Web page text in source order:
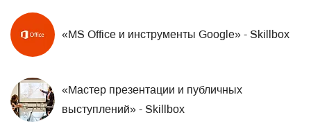
«MS Office и инструменты Google» - Skillbox
«Мастер презентации и публичных
выступлений» - Skillbox